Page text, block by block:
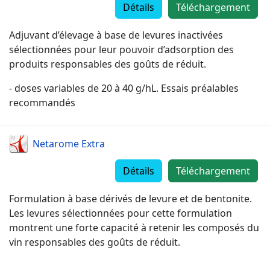
Téléchargement
Détails
Adjuvant d’élevage à base de levures inactivées
sélectionnées pour leur pouvoir d’adsorption des
produits responsables des goûts de réduit.
- doses variables de 20 à 40 g/hL. Essais préalables
recommandés
Netarome Extra
Téléchargement
Détails
Formulation à base dérivés de levure et de bentonite.
Les levures sélectionnées pour cette formulation
montrent une forte capacité à retenir les composés du
vin responsables des goûts de réduit.